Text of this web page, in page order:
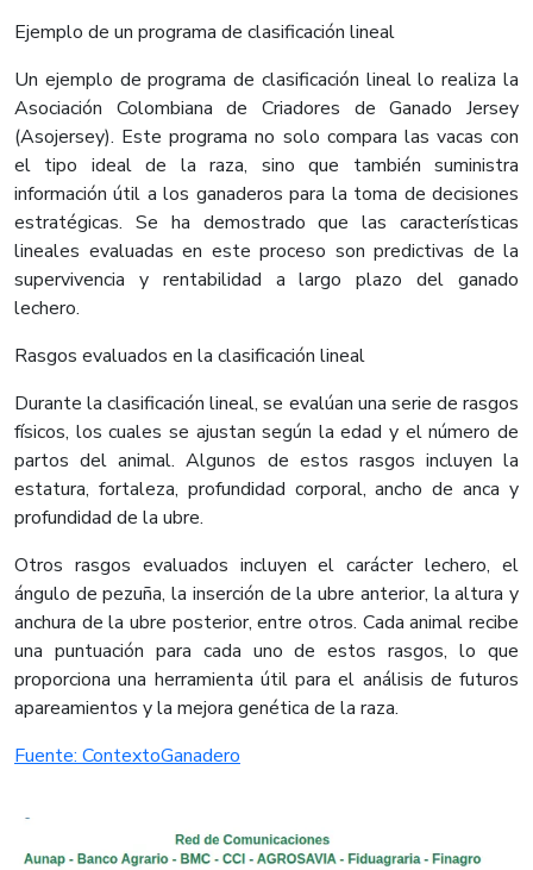
Ejemplo de un programa de clasificación lineal
Un ejemplo de programa de clasificación lineal lo realiza la
Asociación Colombiana de Criadores de Ganado Jersey
(Asojersey). Este programa no solo compara las vacas con
el tipo ideal de la raza, sino que también suministra
información útil a los ganaderos para la toma de decisiones
estratégicas. Se ha demostrado que las características
lineales evaluadas en este proceso son predictivas de la
supervivencia y rentabilidad a largo plazo del ganado
lechero.
Rasgos evaluados en la clasificación lineal
Durante la clasificación lineal, se evalúan una serie de rasgos
físicos, los cuales se ajustan según la edad y el número de
partos del animal. Algunos de estos rasgos incluyen la
estatura, fortaleza, profundidad corporal, ancho de anca y
profundidad de la ubre.
Otros rasgos evaluados incluyen el carácter lechero, el
ángulo de pezuña, la inserción de la ubre anterior, la altura y
anchura de la ubre posterior, entre otros. Cada animal recibe
una puntuación para cada uno de estos rasgos, lo que
proporciona una herramienta útil para el análisis de futuros
apareamientos y la mejora genética de la raza.​
Fuente: ContextoGanadero​